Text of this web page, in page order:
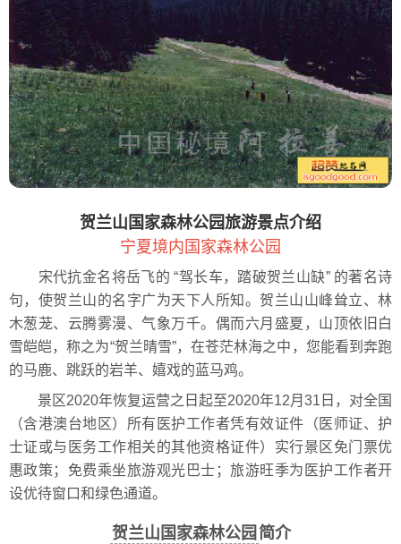
贺兰山国家森林公园旅游景点介绍
宁夏境内国家森林公园
宋代抗金名将岳飞的 “驾长车，踏破贺兰山缺” 的著名诗
句，使贺兰山的名字广为天下人所知。贺兰山山峰耸立、林
木葱茏、云腾雾漫、气象万千。偶而六月盛夏，山顶依旧白
雪皑皑，称之为“贺兰晴雪”，在苍茫林海之中，您能看到奔跑
的马鹿、跳跃的岩羊、嬉戏的蓝马鸡。
景区2020年恢复运营之日起至2020年12月31日，对全国
（含港澳台地区）所有医护工作者凭有效证件（医师证、护
士证或与医务工作相关的其他资格证件）实行景区免门票优
惠政策；免费乘坐旅游观光巴士；旅游旺季为医护工作者开
设优待窗口和绿色通道。
贺兰山国家森林公园 简介